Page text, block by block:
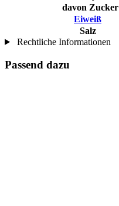
davon Zucker
Eiweiß
Salz
Rechtliche Informationen
Passend dazu